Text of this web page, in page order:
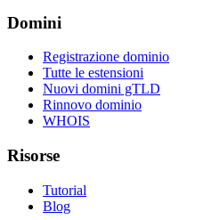
Domini
Registrazione dominio
Tutte le estensioni
Nuovi domini gTLD
Rinnovo dominio
WHOIS
Risorse
Tutorial
Blog